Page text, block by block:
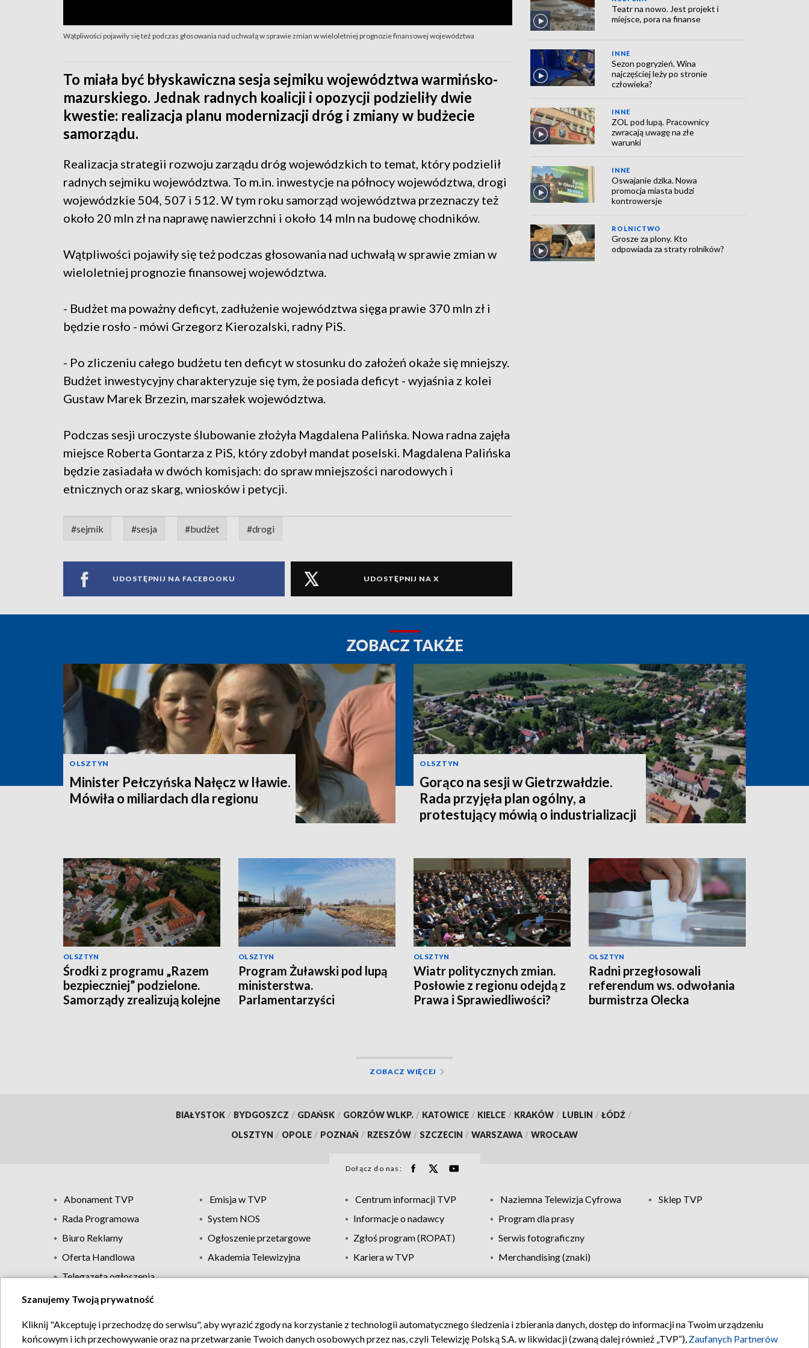
Wątpliwości pojawiły się też podczas głosowania nad uchwałą w sprawie zmian w wieloletniej prognozie finansowej województwa
To miała być błyskawiczna sesja sejmiku województwa warmińsko-
mazurskiego. Jednak radnych koalicji i opozycji podzieliły dwie
kwestie: realizacja planu modernizacji dróg i zmiany w budżecie
samorządu.
Realizacja strategii rozwoju zarządu dróg wojewódzkich to temat, który podzielił
radnych sejmiku województwa. To m.in. inwestycje na północy województwa, drogi
wojewódzkie 504, 507 i 512. W tym roku samorząd województwa przeznaczy też
około 20 mln zł na naprawę nawierzchni i około 14 mln na budowę chodników.
Wątpliwości pojawiły się też podczas głosowania nad uchwałą w sprawie zmian w
wieloletniej prognozie finansowej województwa.
- Budżet ma poważny deficyt, zadłużenie województwa sięga prawie 370 mln zł i
będzie rosło - mówi Grzegorz Kierozalski, radny PiS.
- Po zliczeniu całego budżetu ten deficyt w stosunku do założeń okaże się mniejszy.
Budżet inwestycyjny charakteryzuje się tym, że posiada deficyt - wyjaśnia z kolei
Gustaw Marek Brzezin, marszałek województwa.
Podczas sesji uroczyste ślubowanie złożyła Magdalena Palińska. Nowa radna zajęła
miejsce Roberta Gontarza z PiS, który zdobył mandat poselski. Magdalena Palińska
będzie zasiadała w dwóch komisjach: do spraw mniejszości narodowych i
etnicznych oraz skarg, wniosków i petycji.
#sejmik #sesja #budżet #drogi
UDOSTĘPNIJ NA FACEBOOKU UDOSTĘPNIJ NA X
Teatr na nowo. Jest projekt i
miejsce, pora na finanse
INNE
Sezon pogryzień. Wina
najczęściej leży po stronie
człowieka?
INNE
ZOL pod lupą. Pracownicy
zwracają uwagę na złe
warunki
INNE
Oswajanie dzika. Nowa
promocja miasta budzi
kontrowersje
ROLNICTWO
Grosze za plony. Kto
odpowiada za straty rolników?
ZOBACZ TAKŻE
OLSZTYN
Minister Pełczyńska Nałęcz w Iławie.
Mówiła o miliardach dla regionu
OLSZTYN
Gorąco na sesji w Gietrzwałdzie.
Rada przyjęła plan ogólny, a
protestujący mówią o industrializacji
OLSZTYN
Środki z programu „Razem
bezpieczniej” podzielone.
Samorządy zrealizują kolejne
OLSZTYN
Program Żuławski pod lupą
ministerstwa.
Parlamentarzyści
OLSZTYN
Wiatr politycznych zmian.
Posłowie z regionu odejdą z
Prawa i Sprawiedliwości?
OLSZTYN
Radni przegłosowali
referendum ws. odwołania
burmistrza Olecka
ZOBACZ WIĘCEJ
BIAŁYSTOK / BYDGOSZCZ / GDAŃSK / GORZÓW WLKP. / KATOWICE / KIELCE / KRAKÓW / LUBLIN / ŁÓDŹ /
OLSZTYN / OPOLE / POZNAŃ / RZESZÓW / SZCZECIN / WARSZAWA / WROCŁAW
Dołącz do nas:
Abonament TVP Emisja w TVP Centrum informacji TVP Naziemna Telewizja Cyfrowa
Sklep TVP
Rada Programowa
System NOS Informacje o nadawcy
Program dla prasy
Biuro Reklamy
Ogłoszenie przetargowe Zgłoś program (ROPAT)
Serwis fotograficzny
Oferta Handlowa
Akademia Telewizyjna Kariera w TVP
Merchandising (znaki)
Telegazeta ogłoszenia
Regulamin TVP Polityka prywatności Moje zgody Pomoc Biuro reklamy Kontakt
Szanujemy Twoją prywatność
Kliknij "Akceptuję i przechodzę do serwisu", aby wyrazić zgody na korzystanie z technologii automatycznego śledzenia i zbierania danych, dostęp do informacji na Twoim urządzeniu
końcowym i ich przechowywanie oraz na przetwarzanie Twoich danych osobowych przez nas, czyli Telewizję Polską S.A. w likwidacji (zwaną dalej również „TVP”), Zaufanych Partnerów